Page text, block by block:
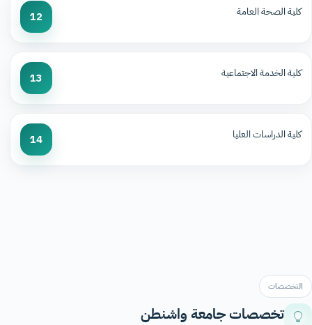
كلية الصحة العامة 12
كلية الخدمة الاجتماعية 13
كلية الدراسات العليا 14
التخصصات
تخصصات جامعة واشنطن